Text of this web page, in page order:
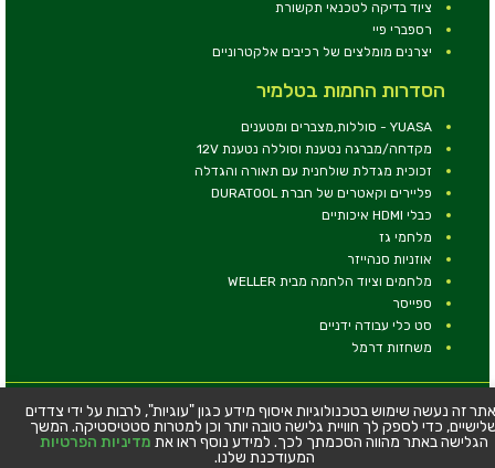
ציוד בדיקה לטכנאי תקשורת
רספברי פיי
יצרנים מומלצים של רכיבים אלקטרוניים
הסדרות החמות בטלמיר
YUASA - סוללות,מצברים ומטענים
מקדחה/מברגה נטענת וסוללה נטענת 12V
זכוכית מגדלת שולחנית עם תאורה והגדלה
פליירים וקאטרים של חברת DURATOOL
כבלי HDMI איכותיים
מלחמי גז
אוזניות סנהייזר
מלחמים וציוד הלחמה מבית WELLER
ספייסר
סט כלי עבודה ידניים
משחזות דרמל
© כל הזכויות שמורות - טלמיר אלקטרוניקה בע''מ
כתובת: דרך העצמאות 63, חיפה
טלפון:04-8534564
זה נעשה שימוש בטכנולוגיות איסוף מידע כגון "עוגיות", לרבות על ידי צדדים
כדי לספק לך חוויית גלישה טובה יותר וכן למטרות סטטיסטיקה. המשך
הגלישה באתר מהווה הסכמתך לכך. למידע נוסף ראו את מדיניות הפרטיות
המעודכנת שלנו.